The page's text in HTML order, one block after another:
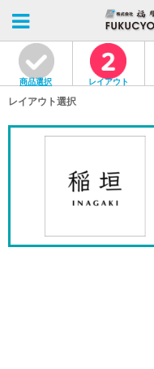
商品選択 レイアウト
レイアウト選択